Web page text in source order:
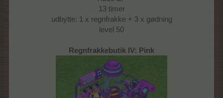
13 timer
udbytte: 1 x regnfrakke + 3 x gødning
level 50
Regnfrakkebutik IV: Pink